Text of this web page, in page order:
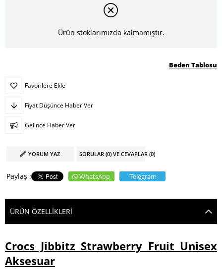
Ürün stoklarımızda kalmamıştır.
Beden Tablosu
Favorilere Ekle
Fiyat Düşünce Haber Ver
Gelince Haber Ver
YORUM YAZ SORULAR (0) VE CEVAPLAR (0)
WhatsApp Telegram
ÜRÜN ÖZELLIKLERI
Crocs Jibbitz Strawberry Fruit Unisex
Aksesuar